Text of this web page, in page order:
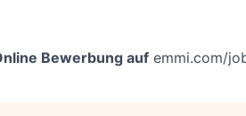
Bewerbung auf emmi.com/